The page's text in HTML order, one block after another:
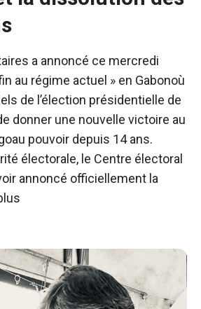
a annoncé ce mercredi
au régime actuel » en Gabonoù
de l’élection présidentielle de
donner une nouvelle victoire au
pouvoir depuis 14 ans.
électorale, le Centre électoral
annoncé officiellement la